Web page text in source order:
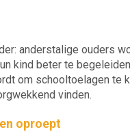
anderstalige ouders
kind beter te
om schooltoelagen te
vinden.
oproept